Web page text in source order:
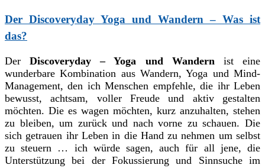
Der Discoveryday Yoga und Wandern – Was ist
das?
DerDiscoveryday – Yoga und Wandernist eine
wunderbare Kombination aus Wandern, Yoga und Mind-
Management, den ich Menschen empfehle, die ihr Leben
bewusst, achtsam, voller Freude und aktiv gestalten
möchten. Die es wagen möchten, kurz anzuhalten, stehen
zu bleiben, um zurück und nach vorne zu schauen. Die
sich getrauen ihr Leben in die Hand zu nehmen um selbst
zu steuern … ich würde sagen, auch für all jene, die
Unterstützung bei der Fokussierung und Sinnsuche im